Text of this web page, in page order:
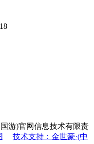
游)官网信息技术有限责
技术支持：金世豪·(中